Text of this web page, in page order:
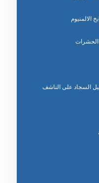
الالمنيوم
السجاد على الناشف